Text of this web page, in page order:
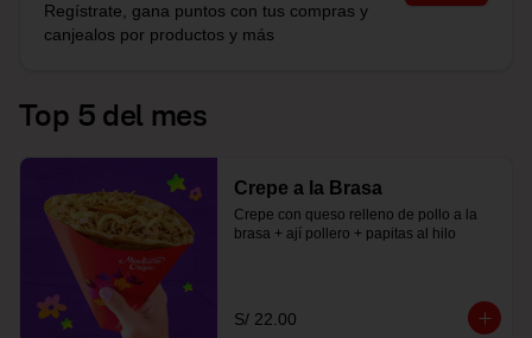
Regístrate, gana puntos con tus compras y
canjealos por productos y más
Top 5 del mes
Crepe a la Brasa
Crepe con queso relleno de pollo a la
brasa + ají pollero + papitas al hilo
S/ 22.00